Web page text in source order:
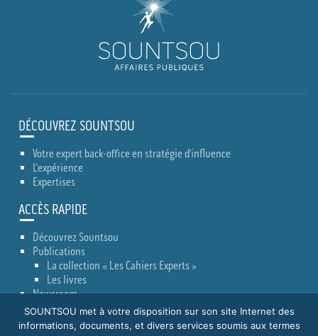
DÉCOUVREZ SOUNTSOU
Votre expert back-office en stratégie d’influence
L’expérience
Expertises
ACCÈS RAPIDE
Découvrez Sountsou
Publications
La collection « Les Cahiers Experts »
Les livres
Newsroom
Actualités
Conseils Lobbying
SOUNTSOU met à votre disposition sur son site Internet des
informations, documents, et divers services soumis aux termes